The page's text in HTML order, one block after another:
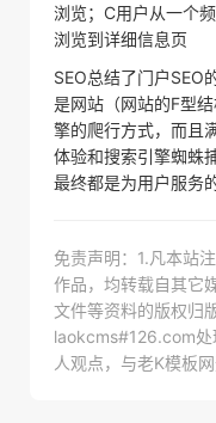
浏览；C用户从一个
浏览到详细信息页
SEO总结了门户SEO
是网站（网站的F型
擎的爬行方式，而且
体验和搜索引擎蜘蛛
最终都是为用户服务
免责声明：1.凡本站
作品，均转载自其它
文件等资料的版权归
laokcms#126.com处
人观点，与老K模板网